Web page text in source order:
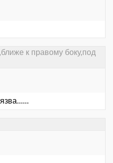
к правому боку,под